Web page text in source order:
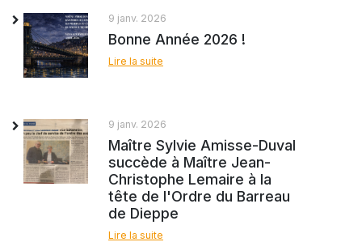
9 janv. 2026
Bonne Année 2026 !
Lire la suite
9 janv. 2026
Maître Sylvie Amisse-Duval
succède à Maître Jean-
Christophe Lemaire à la
tête de l'Ordre du Barreau
de Dieppe
Lire la suite